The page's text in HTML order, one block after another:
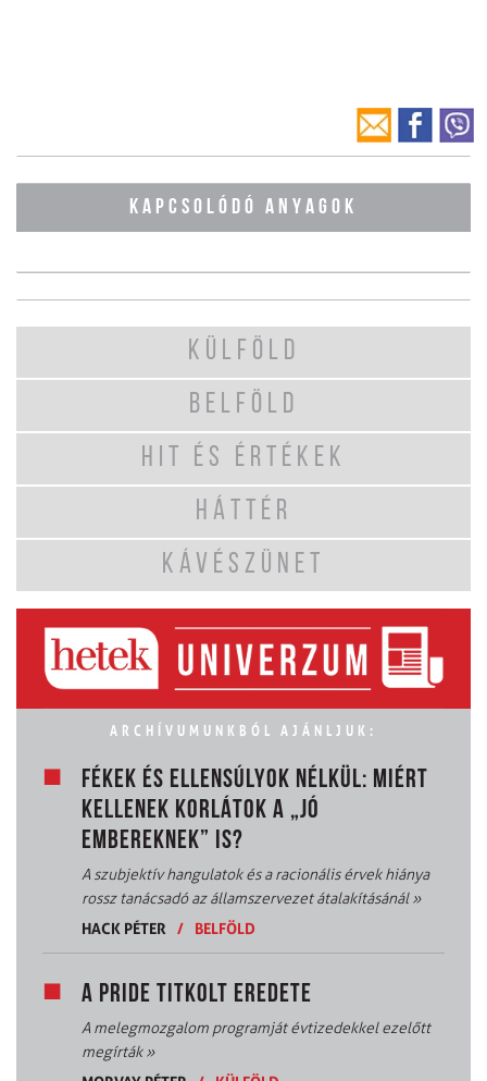
KAPCSOLÓDÓ ANYAGOK
KÜLFÖLD
BELFÖLD
HIT ÉS ÉRTÉKEK
HÁTTÉR
KÁVÉSZÜNET
ARCHÍVUMUNKBÓL AJÁNLJUK:
FÉKEK ÉS ELLENSÚLYOK NÉLKÜL: MIÉRT
KELLENEK KORLÁTOK A „JÓ
EMBEREKNEK” IS?
A szubjektív hangulatok és a racionális érvek hiánya
rossz tanácsadó az államszervezet átalakításánál»
HACK PÉTER
/ BELFÖLD
A PRIDE TITKOLT EREDETE
A melegmozgalom programját évtizedekkel ezelőtt
megírták»